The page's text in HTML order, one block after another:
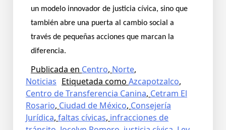
un modelo innovador de justicia cívica, sino que
también abre una puerta al cambio social a
través de pequeñas acciones que marcan la
diferencia.
Publicada en Centro, Norte,
Noticias Etiquetada como Azcapotzalco,
Centro de Transferencia Canina, Cetram El
Rosario, Ciudad de México, Consejería
Jurídica, faltas cívicas, infracciones de